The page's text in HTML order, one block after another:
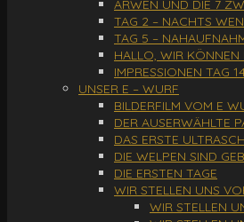
ARWEN UND DIE 7
TAG 2 – NACHTS
TAG 5 –
HALLO, WIR KÖNNEN
IMPRESSIONEN TAG 14
UNSER E – WURF
BILDERFILM VOM E
DER AUSERWÄHLTE
DAS ERSTE
DIE WELPEN SIND
DIE ERSTEN TAGE
WIR STELLEN UNS
WIR STELLEN